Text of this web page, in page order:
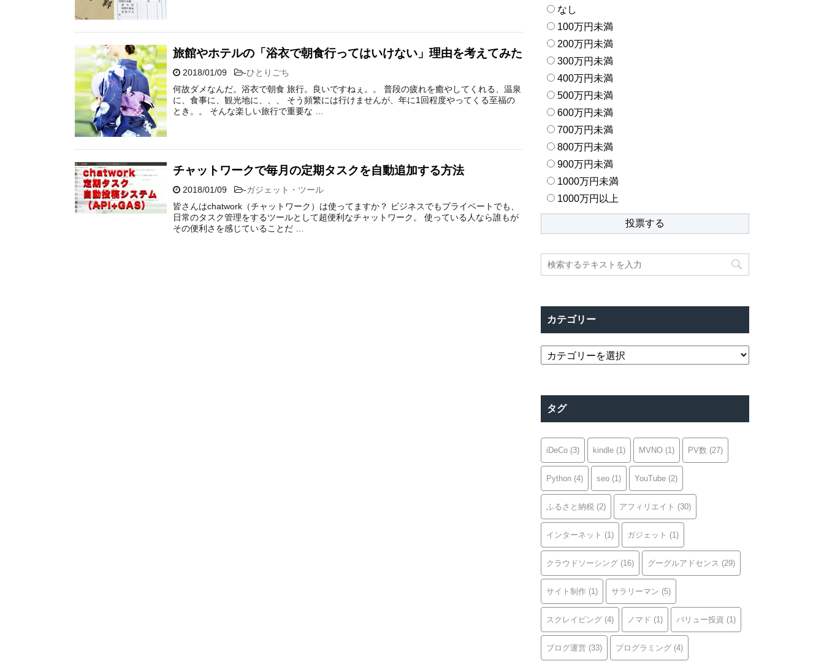
旅館やホテルの「浴衣で朝食行ってはいけない」理由を考えてみた
2018/01/09 -ひとりごち
何故ダメなんだ。浴衣で朝食 旅行。良いですねぇ。。 普段の疲れを癒やしてくれる、温泉
に、食事に、観光地に、、、 そう頻繁には行けませんが、年に1回程度やってくる至福の
とき。。 そんな楽しい旅行で重要な …
チャットワークで毎月の定期タスクを自動追加する方法
2018/01/09 -ガジェット・ツール
皆さんはchatwork（チャットワーク）は使ってますか？ ビジネスでもプライベートでも、
日常のタスク管理をするツールとして超便利なチャットワーク。 使っている人なら誰もが
その便利さを感じていることだ …
なし
100万円未満
200万円未満
300万円未満
400万円未満
500万円未満
600万円未満
700万円未満
800万円未満
900万円未満
1000万円未満
1000万円以上
カテゴリー
カ
リ
ー
タグ
iDeCo (3) kindle (1) MVNO (1) PV数 (27)
Python (4) seo (1) YouTube (2)
ふるさと納税 (2) アフィリエイト (30)
インターネット (1) ガジェット (1)
クラウドソーシング (16) グーグルアドセンス (29)
サイト制作 (1) サラリーマン (5)
スクレイピング (4) ノマド (1) バリュー投資 (1)
ブログ運営 (33) プログラミング (4)